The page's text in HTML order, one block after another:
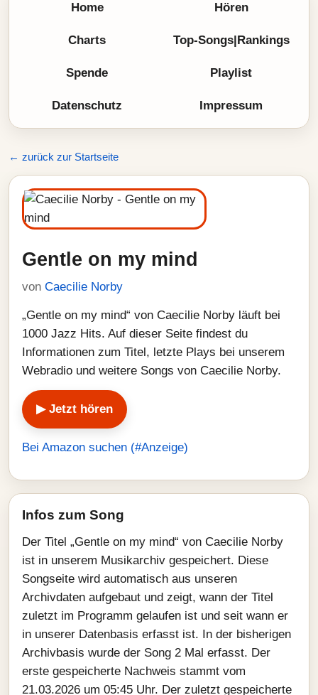
Home Hören
Charts Top-Songs|Rankings
Spende Playlist
Datenschutz Impressum
← zurück zur Startseite
Gentle on my mind
von Caecilie Norby
„Gentle on my mind“ von Caecilie Norby läuft bei
1000 Jazz Hits. Auf dieser Seite findest du
Informationen zum Titel, letzte Plays bei unserem
Webradio und weitere Songs von Caecilie Norby.
▶ Jetzt hören
Bei Amazon suchen (#Anzeige)
Infos zum Song
Der Titel „Gentle on my mind“ von Caecilie Norby
ist in unserem Musikarchiv gespeichert. Diese
Songseite wird automatisch aus unseren
Archivdaten aufgebaut und zeigt, wann der Titel
zuletzt im Programm gelaufen ist und seit wann er
in unserer Datenbasis erfasst ist. In der bisherigen
Archivbasis wurde der Song 2 Mal erfasst. Der
erste gespeicherte Nachweis stammt vom
21.03.2026 um 05:45 Uhr. Der zuletzt gespeicherte